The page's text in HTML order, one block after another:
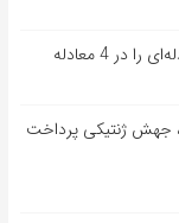
هوش مصنوعی یک مسئله کوانتومی 100 هزار معادله‌‎ای را در 4 معادله
جهش ژنتیکی پرداخت